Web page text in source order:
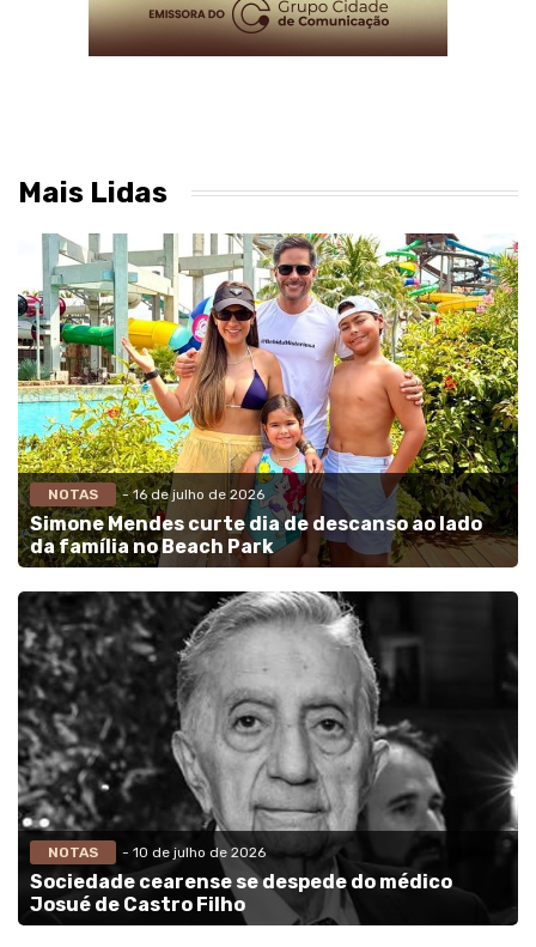
Mais Lidas
NOTAS - 16 de julho de 2026
Simone Mendes curte dia de descanso ao lado
da família no Beach Park
NOTAS - 10 de julho de 2026
Sociedade cearense se despede do médico
Josué de Castro Filho